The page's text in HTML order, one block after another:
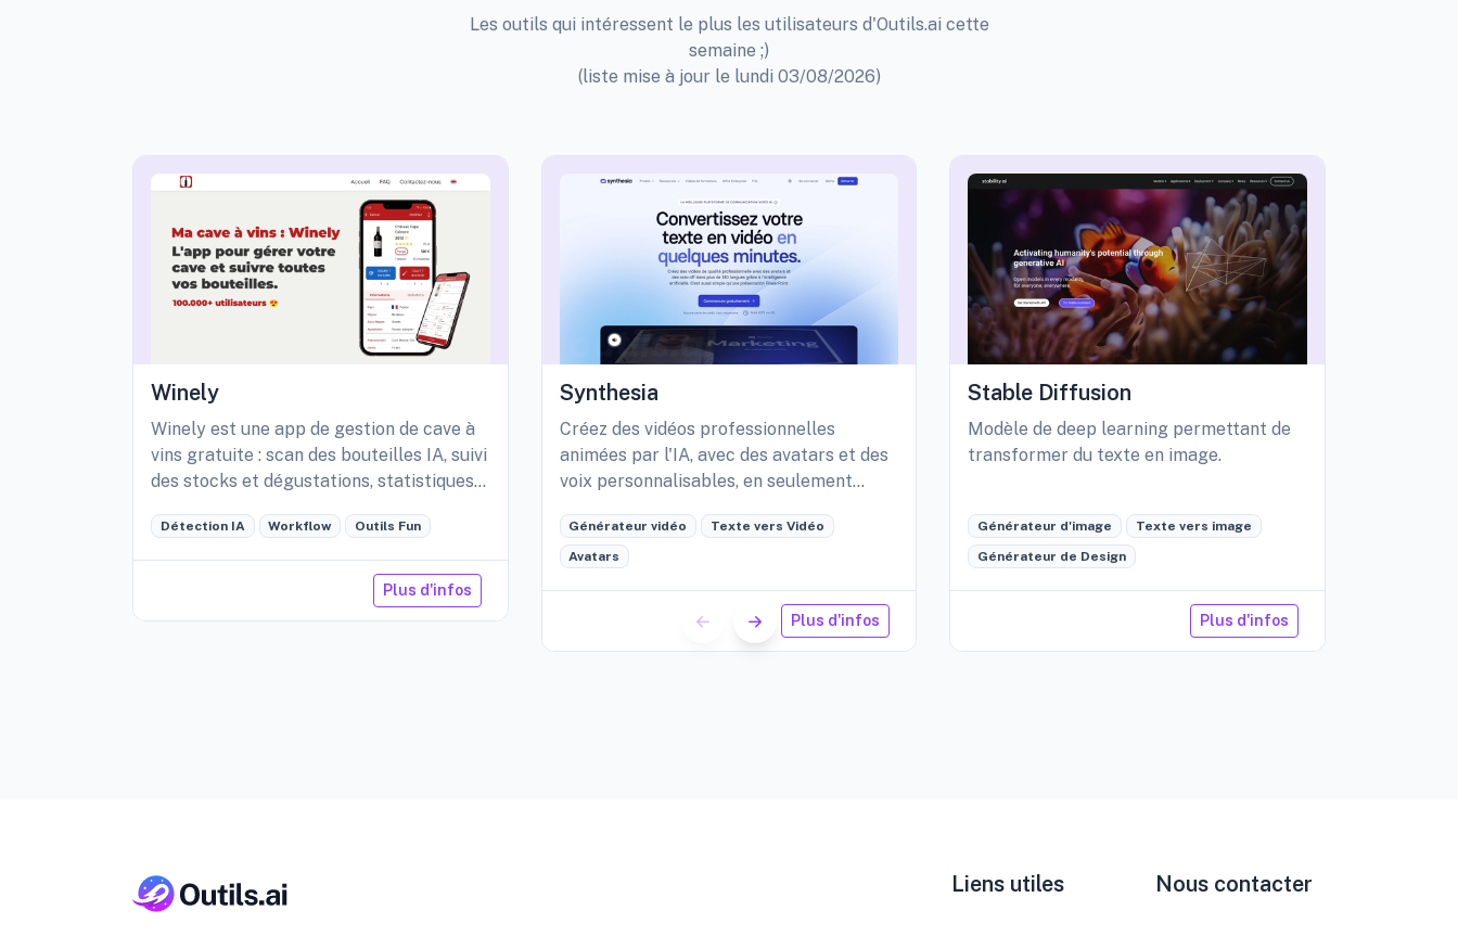
Les outils qui intéressent le plus les utilisateurs d'Outils.ai cette
semaine ;)
(liste mise à jour le lundi 03/08/2026)
Winely
Winely est une app de gestion de cave à
vins gratuite : scan des bouteilles IA, suivi
des stocks et dégustations, statistiques
Détection IA Workflow Outils Fun
Plus d'infos
Synthesia
Créez des vidéos professionnelles
animées par l'IA, avec des avatars et des
voix personnalisables, en seulement
Générateur vidéo Texte vers Vidéo
Avatars
Plus d'infos
Stable Diffusion
Modèle de deep learning permettant de
transformer du texte en image.
Générateur d'image Texte vers image
Générateur de Design
Plus d'infos
Liens utiles Nous contacter